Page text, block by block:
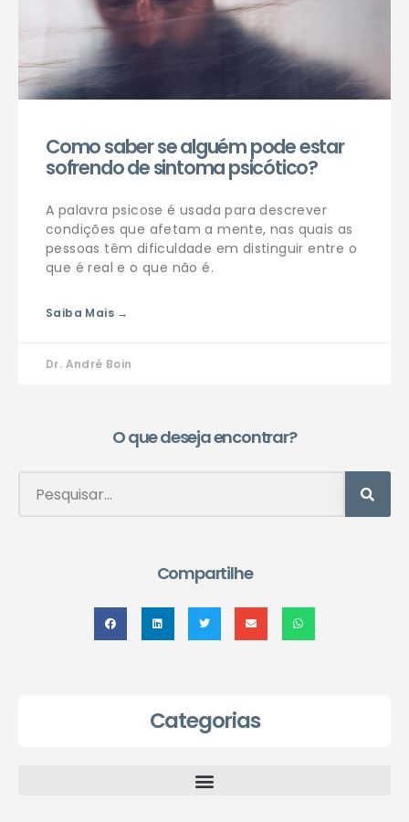
Como saber se alguém pode estar
sofrendo de sintoma psicótico?
A palavra psicose é usada para descrever
condições que afetam a mente, nas quais as
pessoas têm dificuldade em distinguir entre o
que é real e o que não é.
Saiba Mais →
Dr. André Boin
O que deseja encontrar?
Compartilhe
Categorias